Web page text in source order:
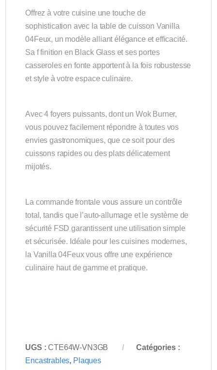
Offrez à votre cuisine une touche de
sophistication avec la table de cuisson Vanilla
04Feux, un modèle alliant élégance et efficacité.
Sa f finition en Black Glass et ses portes
casseroles en fonte apportent à la fois robustesse
et style à votre espace culinaire.
Avec 4 foyers puissants, dont un Wok Burner,
vous pouvez facilement répondre à toutes vos
envies gastronomiques, que ce soit pour des
cuissons rapides ou des plats délicatement
mijotés.
La commande frontale vous assure un contrôle
total, tandis que l’auto-allumage et le système de
sécurité FSD garantissent une utilisation simple
et sécurisée. Idéale pour les cuisines modernes,
la Vanilla 04Feux vous offre une expérience
culinaire haut de gamme et pratique.
UGS :CTE64W-VN3GB
Catégories :
Encastrables, Plaques